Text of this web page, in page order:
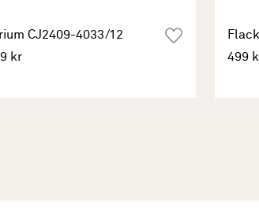
CJ2409-4033/12
kr
499